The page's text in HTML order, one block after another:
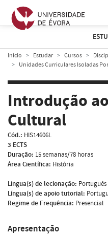
Início Estudar Cursos
Unidades Curriculares Isoladas
Introdução
Cultural
Cód.: HIS14606L
3 ECTS
Duração: 15 semanas/78 horas
Área Científica: História
Língua(s) de lecionação: Português
Língua(s) de apoio tutorial:
Regime de Frequência: Presencial
Apresentação